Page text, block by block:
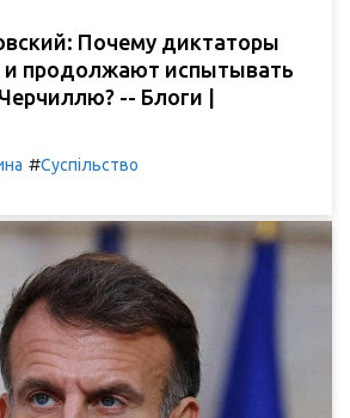
Почему диктаторы
продолжают испытывать
-- Блоги |
#Суспільство